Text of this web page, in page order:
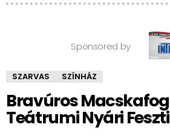
Sponsored by
SZARVAS SZÍNHÁZ
Bravúros
Teátrumi Nyári